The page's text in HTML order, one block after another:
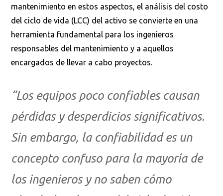
mantenimiento en estos aspectos, el análisis del costo
del ciclo de vida (LCC) del activo se convierte en una
herramienta fundamental para los ingenieros
responsables del mantenimiento y a aquellos
encargados de llevar a cabo proyectos.
“Los equipos poco confiables causan
pérdidas y desperdicios significativos.
Sin embargo, la confiabilidad es un
concepto confuso para la mayoría de
los ingenieros y no saben cómo